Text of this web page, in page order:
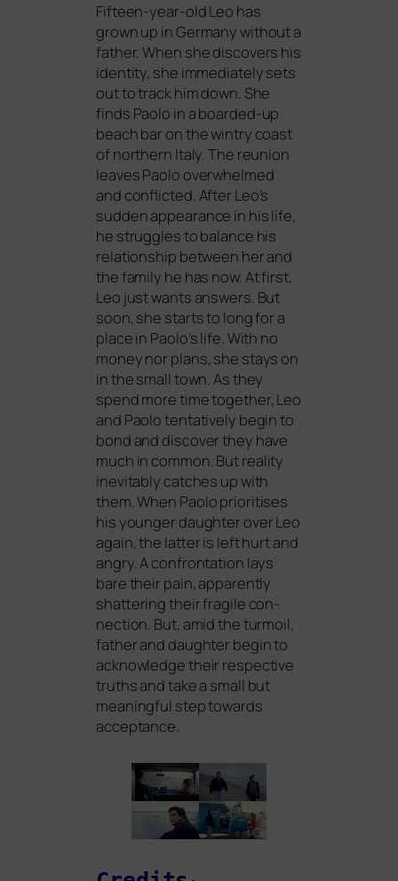
Fifteen-year-old Leo has
grown up in Germany wit­hout a
father. When she dis­co­vers his
iden­ti­ty, she imme­dia­te­ly sets
out to track him down. She
finds Paolo in a board­ed-up
beach bar on the win­try coast
of nor­t­hern Italy. The reuni­on
lea­ves Paolo over­whel­med
and con­flic­ted. After Leo’s
sud­den appearance in his life,
he strug­gles to balan­ce his
rela­ti­onship bet­ween her and
the fami­ly he has now. At first,
Leo just wants ans­wers. But
soon, she starts to long for a
place in Paolo’s life. With no
money nor plans, she stays on
in the small town. As they
spend more time tog­e­ther, Leo
and Paolo ten­ta­tively begin to
bond and dis­co­ver they have
much in com­mon. But rea­li­ty
ine­vi­ta­b­ly cat­ches up with
them. When Paolo prio­ri­ti­ses
his youn­ger daugh­ter over Leo
again, the lat­ter is left hurt and
angry. A con­fron­ta­ti­on lays
bare their pain, appar­ent­ly
shat­te­ring their fra­gi­le con­
nec­tion. But, amid the turm­oil,
father and daugh­ter begin to
ack­now­ledge their respec­ti­ve
truths and take a small but
meaningful step towards
acceptance.